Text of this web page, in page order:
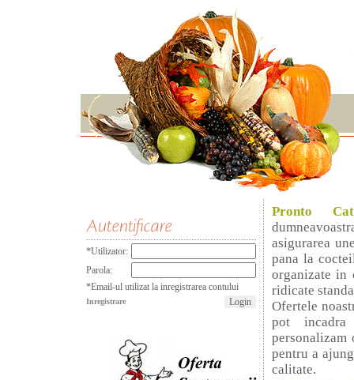
*Utilizator:
Parola:
*Email-ul utilizat la inregistrarea contului
Inregistrare
Pronto
asigurarea
pana la
organizate
ridicate
Ofertele
pot
pentru a
calitate.